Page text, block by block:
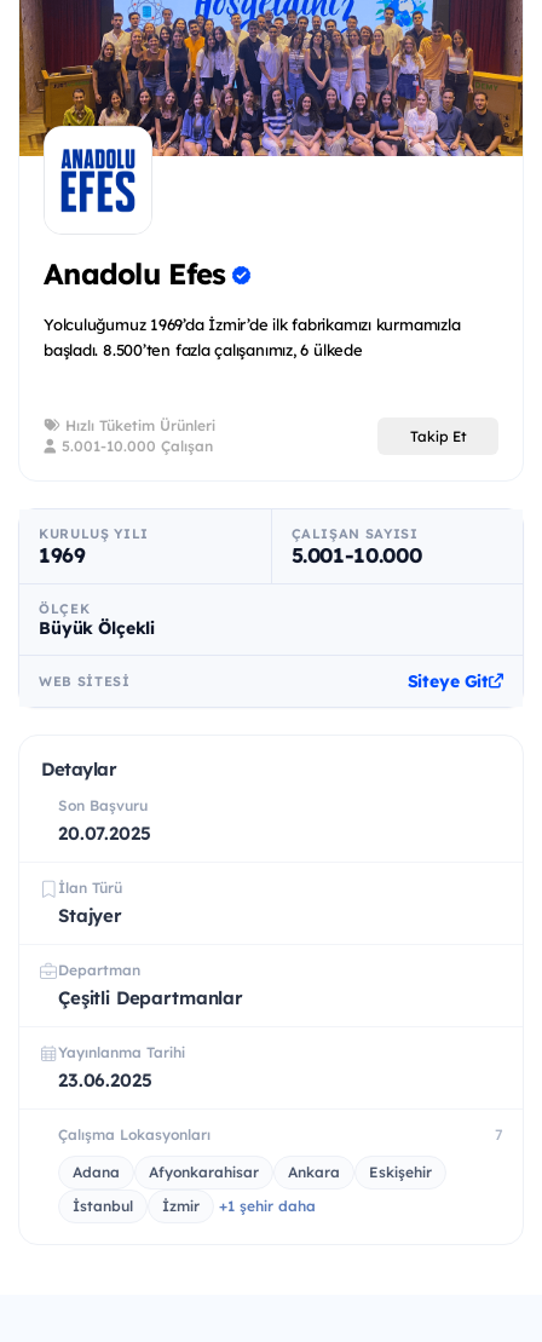
Anadolu Efes
Yolculuğumuz 1969’da İzmir’de ilk fabrikamızı kurmamızla
başladı. 8.500’ten fazla çalışanımız, 6 ülkede
Hızlı Tüketim Ürünleri
5.001-10.000 Çalışan
Takip Et
KURULUŞ YILI
1969
ÇALIŞAN SAYISI
5.001-10.000
ÖLÇEK
Büyük Ölçekli
WEB SITESI Siteye Git
Detaylar
Son Başvuru
20.07.2025
İlan Türü
Stajyer
Departman
Çeşitli Departmanlar
Yayınlanma Tarihi
23.06.2025
Çalışma Lokasyonları 7
Adana Afyonkarahisar Ankara
Eskişehir
İstanbul
İzmir +1 şehir daha